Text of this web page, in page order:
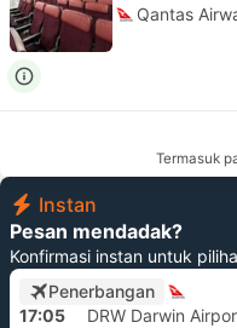
Qantas
Termasuk
Instan
Pesan mendadak?
Konfirmasi instan untuk
Penerbangan
17:05 DRW Darwin